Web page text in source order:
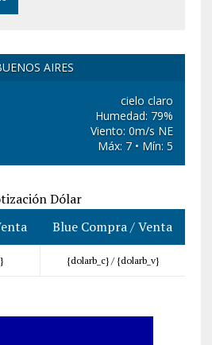
AIRES
cielo claro
Humedad: 79%
Viento: 0m/s NE
Máx: 7 • Mín: 5
Dólar
Blue Compra / Venta
{dolarb_c} / {dolarb_v}